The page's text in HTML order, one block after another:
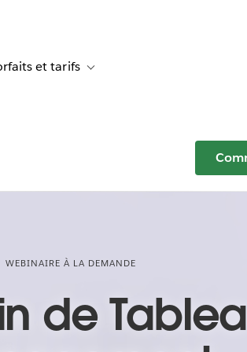
navigation for Ressources
et tarifs Toggle sub-navigation for Forfaits
WEBINAIRE À LA DEMANDE
de